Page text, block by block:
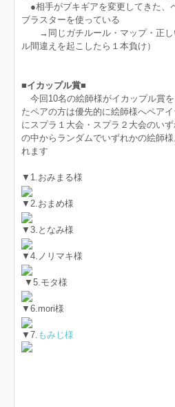
●相手がブキギアを変更してきた、
ブラスターを使っている
→同じガチルール・マップ・正し
ル間違えを起こしたら１本負け）
■イカップル賞■
今回10名の絵師様がイカップル賞
たペアの方は優先的に絵師様へペア
にスプラ１大会・スプラ２大会のい
の中からランダムでいずれかの絵師
れます
▼1.おみまる様
▼2.おまめ様
▼3.となみ様
▼4.ノリマキ様
▼5.モタ様
▼6.mori様
▼7. もみじ様